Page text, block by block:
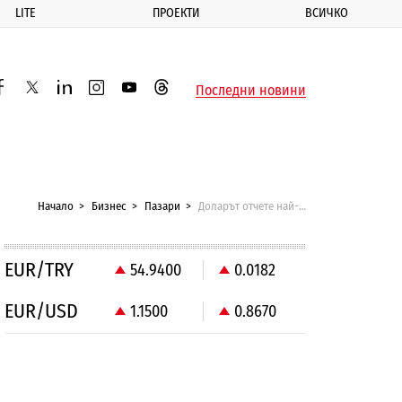
LITE ПРОЕКТИ ВСИЧКО
twitterlinkedininstagram
youtubethreadsПоследни новини
Начало Бизнес Пазари Доларът отчете най-голямо поскъпване срещу йената след 1979 г.
EUR/TRY 54.9400 0.0182
EUR/USD 1.1500 0.8670